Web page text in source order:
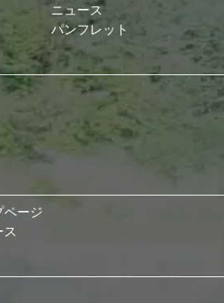
ニュース
パンフレット
ージ